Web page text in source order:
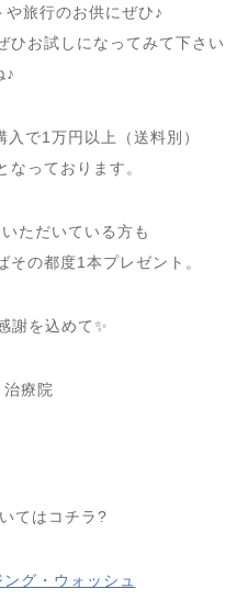
旅行のお供にぜひ♪
ひお試しになってみて下さい
♪
で1万円以上（送料別）
なっております。
ただいている方も
の都度1本プレゼント。
謝を込めて✨
療院
てはコチラ?
グ・ウォッシュ